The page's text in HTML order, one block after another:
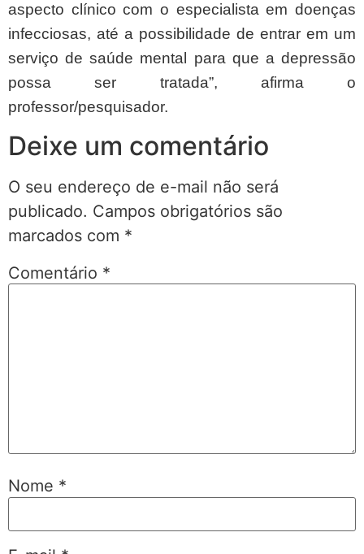
aspecto clínico com o especialista em doenças
infecciosas, até a possibilidade de entrar em um
serviço de saúde mental para que a depressão
possa ser tratada”, afirma o
professor/pesquisador.
Deixe um comentário
O seu endereço de e-mail não será
publicado. Campos obrigatórios são
marcados com *
Comentário *
Nome *